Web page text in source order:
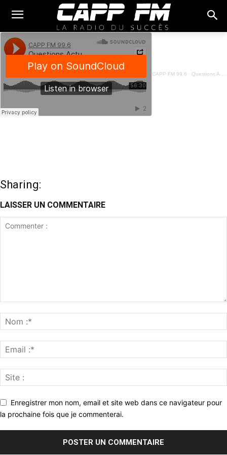
CAPP FM 99.6 · Questions Actuelles - MOELLE BENIN - 11 Août 2023
Sharing:
LAISSER UN COMMENTAIRE
Enregistrer mon nom, email et site web dans ce navigateur pour
la prochaine fois que je commenterai.